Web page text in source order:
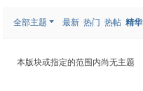
全部主题 最新 热门 热帖 精华
本版块或指定的范围内尚无主题